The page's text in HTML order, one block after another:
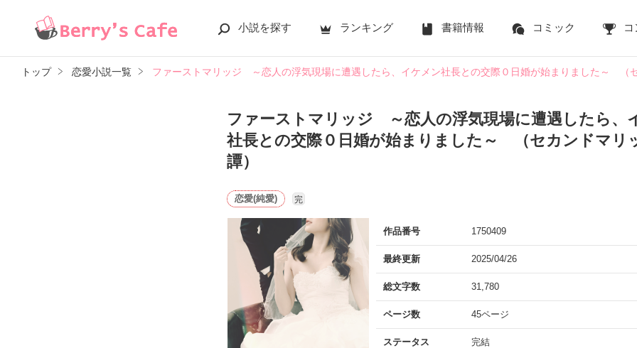
小説を探す ランキング 書籍情報 コミック
トップ 恋愛小説一覧 ファーストマリッジ ～恋人の浮気現場に遭遇したら、イケメン社長との交際０日婚が始まりました～ （
ファーストマリッジ ～恋人の浮気現場に遭遇したら、
社長との交際０日婚が始まりました～ （セカンドマリ
譚）
恋愛(純愛) 完
作品番号 1750409
最終更新 2025/04/26
総文字数 31,780
ページ数 45ページ
ステータス 完結